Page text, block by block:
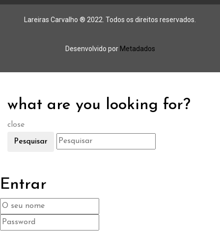
Lareiras Carvalho ® 2022. Todos os direitos reservados.
Desenvolvido por Metadados
what are you looking for?
close
Pesquisar
Entrar